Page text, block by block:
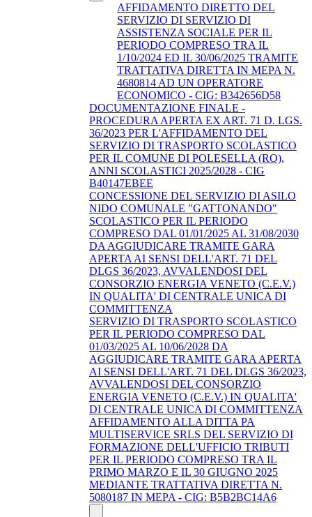
AFFIDAMENTO DIRETTO DEL
SERVIZIO DI SERVIZIO DI
ASSISTENZA SOCIALE PER IL
PERIODO COMPRESO TRA IL
1/10/2024 ED IL 30/06/2025 TRAMITE
TRATTATIVA DIRETTA IN MEPA N.
4680814 AD UN OPERATORE
ECONOMICO - CIG: B342656D58
DOCUMENTAZIONE FINALE -
PROCEDURA APERTA EX ART. 71 D. LGS.
36/2023 PER L'AFFIDAMENTO DEL
SERVIZIO DI TRASPORTO SCOLASTICO
PER IL COMUNE DI POLESELLA (RO),
ANNI SCOLASTICI 2025/2028 - CIG
B40147EBEE
CONCESSIONE DEL SERVIZIO DI ASILO
NIDO COMUNALE "GATTONANDO"
SCOLASTICO PER IL PERIODO
COMPRESO DAL 01/01/2025 AL 31/08/2030
DA AGGIUDICARE TRAMITE GARA
APERTA AI SENSI DELL'ART. 71 DEL
DLGS 36/2023, AVVALENDOSI DEL
CONSORZIO ENERGIA VENETO (C.E.V.)
IN QUALITA' DI CENTRALE UNICA DI
COMMITTENZA
SERVIZIO DI TRASPORTO SCOLASTICO
PER IL PERIODO COMPRESO DAL
01/03/2025 AL 10/06/2028 DA
AGGIUDICARE TRAMITE GARA APERTA
AI SENSI DELL'ART. 71 DEL DLGS 36/2023,
AVVALENDOSI DEL CONSORZIO
ENERGIA VENETO (C.E.V.) IN QUALITA'
DI CENTRALE UNICA DI COMMITTENZA
AFFIDAMENTO ALLA DITTA PA
MULTISERVICE SRLS DEL SERVIZIO DI
FORMAZIONE DELL'UFFICIO TRIBUTI
PER IL PERIODO COMPRESO TRA IL
PRIMO MARZO E IL 30 GIUGNO 2025
MEDIANTE TRATTATIVA DIRETTA N.
5080187 IN MEPA - CIG: B5B2BC14A6